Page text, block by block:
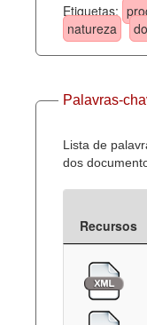
Etiquetas:
natureza
Palavras-
Lista de
dos
Recursos